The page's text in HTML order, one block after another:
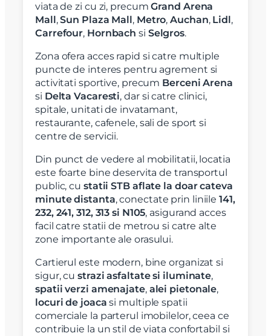
viata de zi cu zi, precumGrand Arena
Mall,Sun Plaza Mall, Metro,Auchan, Lidl,
Carrefour, Hornbach si Selgros.
Zona ofera acces rapid si catre multiple
puncte de interes pentru agrement si
activitati sportive, precum Berceni Arena
si Delta Vacaresti, dar si catre clinici,
spitale, unitati de invatamant,
restaurante, cafenele, sali de sport si
centre de servicii.
Din punct de vedere al mobilitatii, locatia
este foarte bine deservita de transportul
public, cu statii STB aflate la doar cateva
minute distanta, conectate prin liniile141,
232, 241, 312, 313 si N105, asigurand acces
facil catre statii de metrou si catre alte
zone importante ale orasului.
Cartierul este modern, bine organizat si
sigur, custrazi asfaltate si iluminate,
spatii verzi amenajate, alei pietonale,
locuri de joaca si multiple spatii
comerciale la parterul imobilelor, ceea ce
contribuie la un stil de viata confortabil si